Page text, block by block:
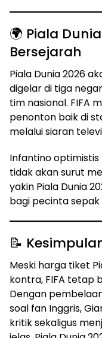
🌍 Piala
Bersejarah
Piala Dunia 2026
digelar di tiga
tim nasional. FIFA
penonton baik di
melalui siaran
Infantino
tidak akan surut
yakin Piala Dunia
bagi pecinta sepak
📝
Meski harga tiket
kontra, FIFA tetap
Dengan
soal fan Inggris,
kritik sekaligus